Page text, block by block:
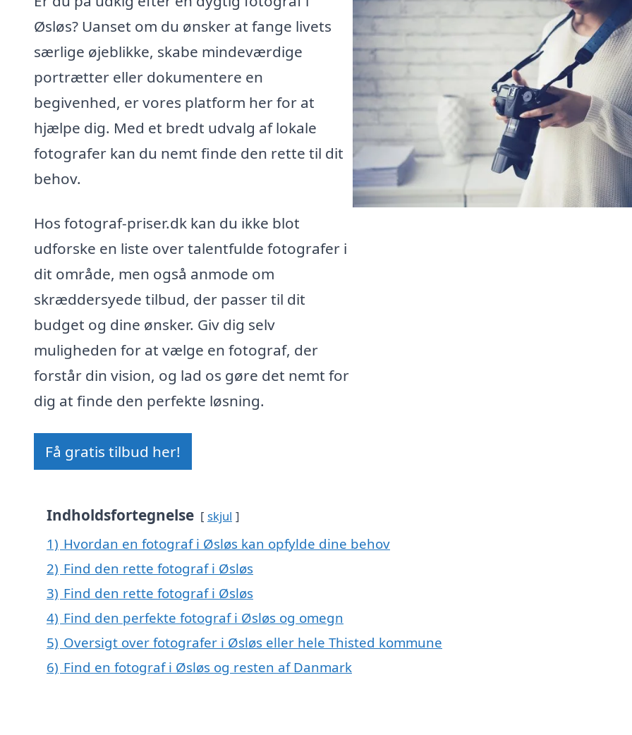
Øsløs? Uanset om du ønsker at fange livets
særlige øjeblikke, skabe mindeværdige
portrætter eller dokumentere en
begivenhed, er vores platform her for at
hjælpe dig. Med et bredt udvalg af lokale
fotografer kan du nemt finde den rette til dit
behov.
Hos fotograf-priser.dk kan du ikke blot
udforske en liste over talentfulde fotografer i
dit område, men også anmode om
skræddersyede tilbud, der passer til dit
budget og dine ønsker. Giv dig selv
muligheden for at vælge en fotograf, der
forstår din vision, og lad os gøre det nemt for
dig at finde den perfekte løsning.
Få gratis tilbud her!
Indholdsfortegnelse skjul
1) Hvordan en fotograf i Øsløs kan opfylde dine behov
2) Find den rette fotograf i Øsløs
3) Find den rette fotograf i Øsløs
4) Find den perfekte fotograf i Øsløs og omegn
5) Oversigt over fotografer i Øsløs eller hele Thisted kommune
6) Find en fotograf i Øsløs og resten af Danmark